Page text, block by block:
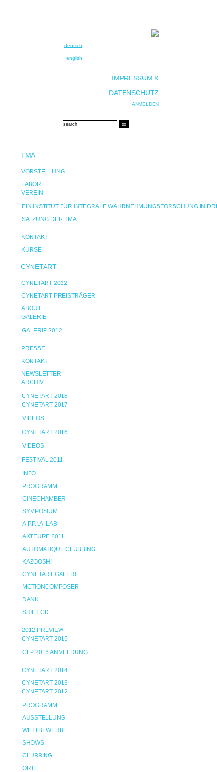
deutsch
english
IMPRESSUM &
DATENSCHUTZ
ANMELDEN
TMA
VORSTELLUNG
LABOR
VEREIN
EIN INSTITUT FÜR INTEGRALE WAHRNEHMUNGSFORSCHUNG IN
SATZUNG DER TMA
KONTAKT
KURSE
CYNETART
CYNETART 2022
CYNETART PREISTRÄGER
ABOUT
GALERIE
GALERIE 2012
PRESSE
KONTAKT
NEWSLETTER
ARCHIV
CYNETART 2018
CYNETART 2017
VIDEOS
CYNETART 2016
VIDEOS
FESTIVAL 2011
INFO
PROGRAMM
CINECHAMBER
SYMPOSIUM
A.P.P.I.A. LAB
AKTEURE 2011
AUTOMATIQUE CLUBBING
KAZOOSH!
CYNETART GALERIE
MOTIONCOMPOSER
DANK
SHIFT CD
2012 PREVIEW
CYNETART 2015
CFP 2016 ANMELDUNG
CYNETART 2014
CYNETART 2013
CYNETART 2012
PROGRAMM
AUSSTELLUNG
WETTBEWERB
SHOWS
CLUBBING
ORTE